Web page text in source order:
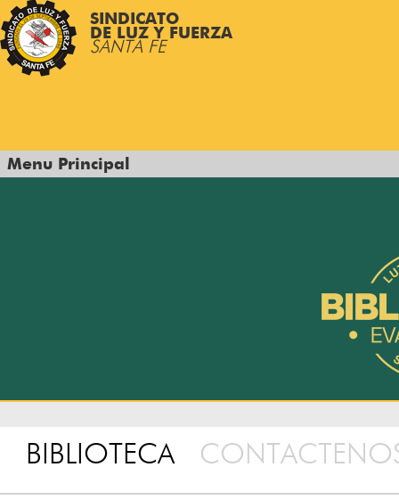
SINDICATO
DE LUZ Y FUERZA
SANTA FE
Menu Principal
BIBLIOTECA